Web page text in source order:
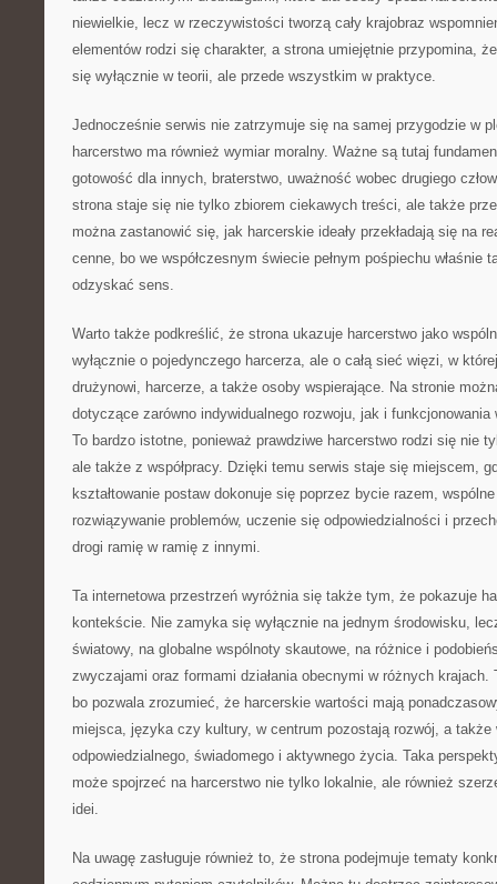
niewielkie, lecz w rzeczywistości tworzą cały krajobraz
elementów rodzi się charakter, a strona umiejętnie przypomina,
się wyłącznie w teorii, ale przede wszystkim w praktyce.
Jednocześnie serwis nie zatrzymuje się na samej przygodzie w
harcerstwo ma również wymiar moralny. Ważne są tutaj
gotowość dla innych, braterstwo, uważność wobec drugiego
strona staje się nie tylko zbiorem ciekawych treści, ale także
można zastanowić się, jak harcerskie ideały przekładają się na
cenne, bo we współczesnym świecie pełnym pośpiechu właśnie
odzyskać sens.
Warto także podkreślić, że strona ukazuje harcerstwo jako
wyłącznie o pojedynczego harcerza, ale o całą sieć więzi, w
drużynowi, harcerze, a także osoby wspierające. Na stronie
dotyczące zarówno indywidualnego rozwoju, jak i
To bardzo istotne, ponieważ prawdziwe harcerstwo rodzi się nie
ale także z współpracy. Dzięki temu serwis staje się miejscem,
kształtowanie postaw dokonuje się poprzez bycie razem,
rozwiązywanie problemów, uczenie się odpowiedzialności i
drogi ramię w ramię z innymi.
Ta internetowa przestrzeń wyróżnia się także tym, że pokazuje
kontekście. Nie zamyka się wyłącznie na jednym środowisku,
światowy, na globalne wspólnoty skautowe, na różnice i
zwyczajami oraz formami działania obecnymi w różnych krajach.
bo pozwala zrozumieć, że harcerskie wartości mają
miejsca, języka czy kultury, w centrum pozostają rozwój, a także
odpowiedzialnego, świadomego i aktywnego życia. Taka
może spojrzeć na harcerstwo nie tylko lokalnie, ale również
idei.
Na uwagę zasługuje również to, że strona podejmuje tematy